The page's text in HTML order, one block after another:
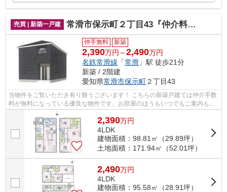
売買 | 新築一戸建 常滑市保示町２丁目43『仲介料無料』新築戸建て
仲手無料 新築
2,390万円～2,490万円
名鉄常滑線 「常滑 」駅 徒歩21分
新築 / 2階建
愛知県常滑市保示町２丁目43
当物件をご覧いただき有り難うございます！ こちらの新築戸建ては仲介手数
料が無料になっている優良な物件です。お部屋のほうもいつでもご案内もさ
せて頂きますのでお気軽にお問合せ下...
2,390万円
4LDK
建物面積：98.81㎡（29.89坪）
土地面積：171.94㎡（52.01坪）
2,490万円
4LDK
建物面積：95.58㎡（28.91坪）